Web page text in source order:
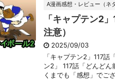
A漫画感想・レビュー（ネ
「キャプテン2
注意）
2025/09/03
「キャプテン2」117
ン2」 117話「どんど
くまでも「感想」でご